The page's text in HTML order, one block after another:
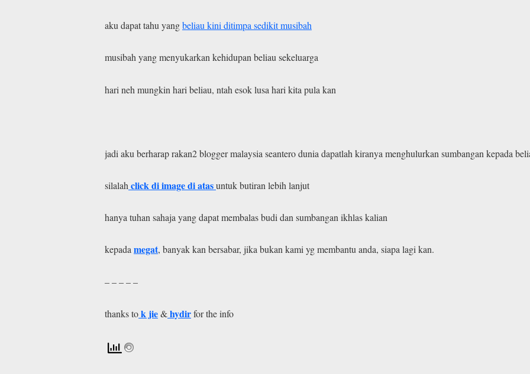
aku dapat tahu yangbeliau kini ditimpa sedikit musibah
musibah yang menyukarkan kehidupan beliau sekeluarga
hari neh mungkin hari beliau, ntah esok lusa hari kita pula kan
jadi aku berharap rakan2 blogger malaysia seantero dunia dapatlah kiranya menghulurkan sumbangan kepada
silalah click di image di atasuntuk butiran lebih lanjut
hanya tuhan sahaja yang dapat membalas budi dan sumbangan ikhlas kalian
kepadamegat, banyak kan bersabar, jika bukan kami yg membantu anda, siapa lagi kan.
– – – – –
thanks tok jie&hydirfor the info